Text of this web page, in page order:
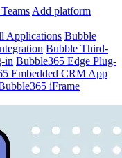
Add platform
Applications Bubble
Bubble Third-
in Bubble365 Edge Plug-
Embedded CRM App
iFrame